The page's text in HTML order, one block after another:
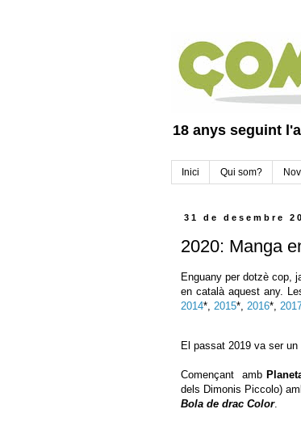
18 anys seguint
Inici Qui som?
31 de desembre
2020: Manga
Enguany per dotzè cop,
en català aquest any.
2014*, 2015*, 2016*,
El passat 2019 va ser
Començant amb
dels Dimonis Piccolo)
Bola de drac Color.